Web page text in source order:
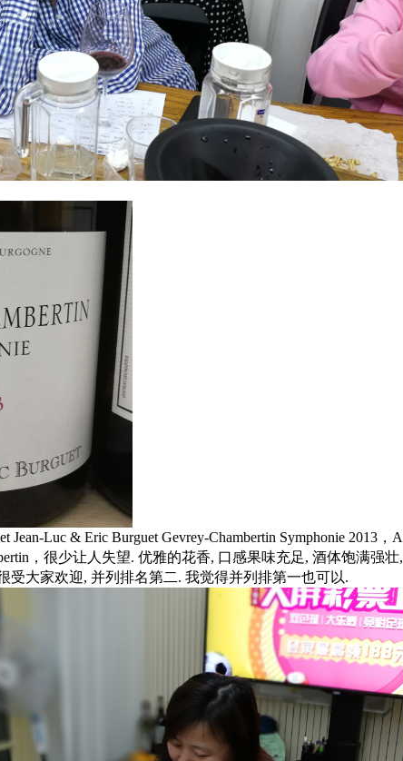
Jean-Luc & Eric Burguet Gevrey-Chambertin Symphonie 2013，A
，很少让人失望. 优雅的花香, 口感果味充足, 酒体饱满强壮,
受大家欢迎, 并列排名第二. 我觉得并列排第一也可以.